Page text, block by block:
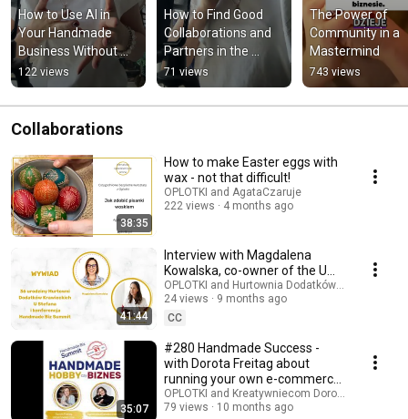
How to Use AI in
Your Handmade
Business Without
Losing Authenticity
122 views
How to Find Good
Collaborations and
Partners in the
Handmade Industry
71 views
The Power of
Community in a
Mastermind
743 views
Collaborations
38:35
How to make Easter eggs with
wax - not that difficult!
OPLOTKI and AgataCzaruje
222 views
4 months ago
41:44
Interview with Magdalena
Kowalska, co-owner of the U
STEFANA wholesale store
OPLOTKI and Hurtownia Dodatków Krawieckich
24 views
9 months ago
CC
35:07
#280 Handmade Success -
with Dorota Freitag about
running your own e-commerce
store CREATIVELY - ...
OPLOTKI and Kreatywniecom Dorota Freitag
79 views
10 months ago